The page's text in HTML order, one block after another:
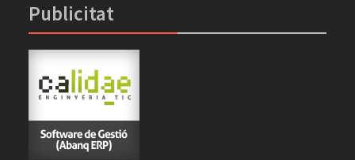
Publicitat